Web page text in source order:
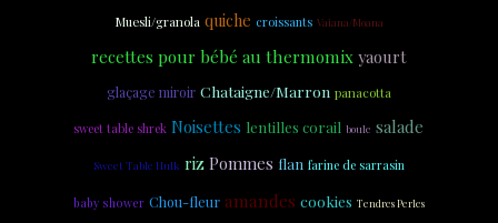
Muesli/granola quiche croissants Vaiana/Moana
recettes pour bébé au thermomix yaourt
glaçage miroir Chataigne/Marron panacotta
sweet table shrek Noisettes lentilles corail boule salade
Sweet Table Hulk riz Pommes flan farine de sarrasin
baby shower Chou-fleur amandes cookies Tendres Perles